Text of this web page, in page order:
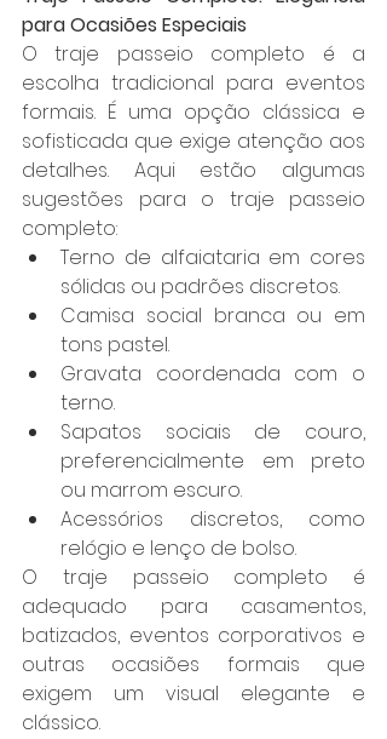
para Ocasiões Especiais
O traje passeio completo é a
escolha tradicional para eventos
formais. É uma opção clássica e
sofisticada que exige atenção aos
detalhes. Aqui estão algumas
sugestões para o traje passeio
completo:
Terno de alfaiataria em cores
sólidas ou padrões discretos.
Camisa social branca ou em
tons pastel.
Gravata coordenada com o
terno.
Sapatos sociais de couro,
preferencialmente em preto
ou marrom escuro.
Acessórios discretos, como
relógio e lenço de bolso.
O traje passeio completo é
adequado para casamentos,
batizados, eventos corporativos e
outras ocasiões formais que
exigem um visual elegante e
clássico.